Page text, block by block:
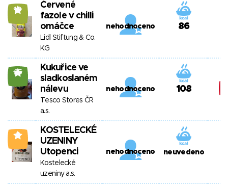
10
Červené
fazole v chilli
omáčce
Lidl Stiftung & Co.
KG
nehodnoceno 86
25
Kukuřice ve
sladkoslaném
nálevu
Tesco Stores ČR
a.s.
nehodnoceno 108
2
KOSTELECKÉ
UZENINY
Utopenci
Kostelecké
uzeniny a.s.
nehodnoceno neuvedeno